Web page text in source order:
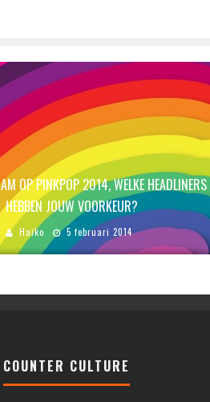
OP PINKPOP 2014, WELKE HEADLINERS
HEBBEN JOUW VOORKEUR?
Haiko 5 februari 2014
COUNTER CULTURE